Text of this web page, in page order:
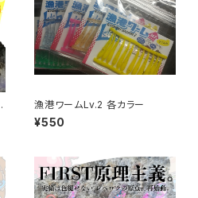
漁港ワームLv.2 各カラー
¥550